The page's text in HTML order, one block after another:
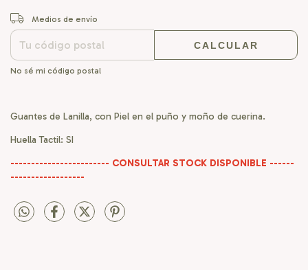
Entregas para el CP:
Medios de envío
CALCULAR
No sé mi código postal
Guantes de Lanilla, con Piel en el puño y moño de cuerina.
Huella Tactil: SI
------------------------ CONSULTAR STOCK DISPONIBLE ------
------------------